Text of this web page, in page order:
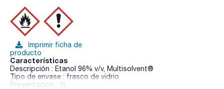
Imprimir ficha de
producto
Características
Descripción : Etanol 96% v/v, Multisolvent®
Tipo de envase : frasco de vidrio
Presentación : 1L